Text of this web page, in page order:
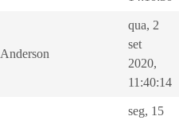
Anderson
qua, 2
set
2020,
11:40:14
seg, 15